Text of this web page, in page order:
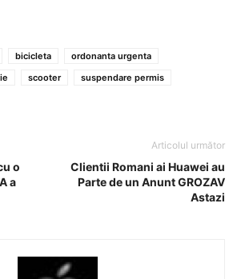
bicicleta
ordonanta urgenta
scooter
suspendare permis
o
a
Articolul următor
Clientii Romani ai Huawei au
Parte de un Anunt GROZAV
Astazi